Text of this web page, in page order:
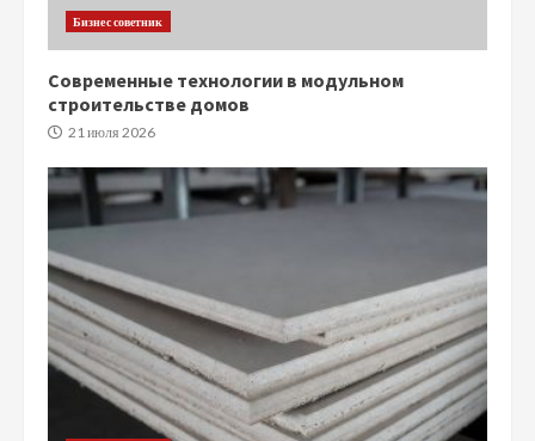
Бизнес советник
Современные технологии в модульном
строительстве домов
21 июля 2026